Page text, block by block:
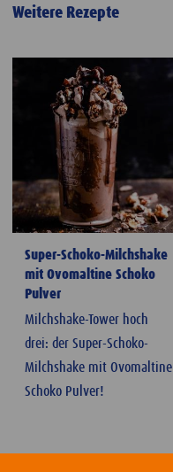
Weitere Rezepte
Super-Schoko-Milchshake
mit Ovomaltine Schoko
Pulver
Milchshake-Tower hoch
drei: der Super-Schoko-
Milchshake mit Ovomaltine
Schoko Pulver!